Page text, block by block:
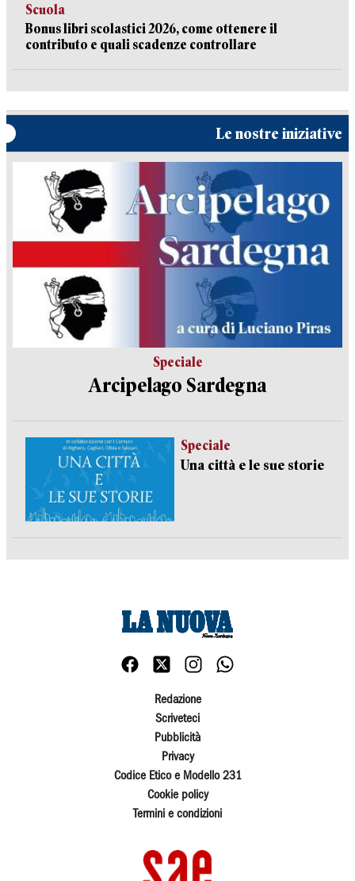
Scuola
Bonus libri scolastici 2026, come ottenere il
contributo e quali scadenze controllare
Le nostre iniziative
Speciale
Arcipelago Sardegna
Speciale
Una città e le sue storie
Redazione
Scriveteci
Pubblicità
Privacy
Codice Etico e Modello 231
Cookie policy
Termini e condizioni